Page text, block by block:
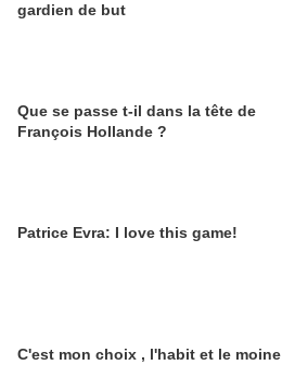
gardien de but
Que se passe t-il dans la tête de
François Hollande ?
Patrice Evra: I love this game!
C'est mon choix , l'habit et le moine